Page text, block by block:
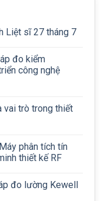
Liệt sĩ 27 tháng 7
đo kiểm
công nghệ
vai trò trong thiết
phân tích tín
thiết kế RF
đo lường Kewell